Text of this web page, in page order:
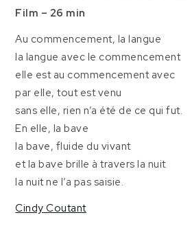
Film – 26 min
Au commencement, la langue
la langue avec le commencement
elle est au commencement avec
par elle, tout est venu
sans elle, rien n’a été de ce qui fut.
En elle, la bave
la bave, fluide du vivant
et la bave brille à travers la nuit
la nuit ne l’a pas saisie.
Cindy Coutant